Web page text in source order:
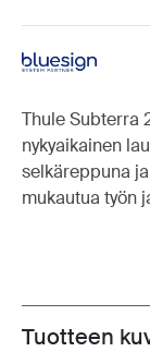
Thule Subterra
nykyaikainen
selkäreppuna
mukautua työn
Tuotteen